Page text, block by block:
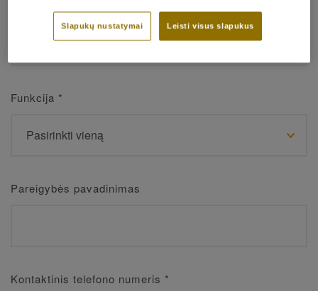
Funkcija *
Pareigybės pavadinimas
Kontaktinis telefono numeris *
Leisti visus slapukus
Slapukų nustatymai